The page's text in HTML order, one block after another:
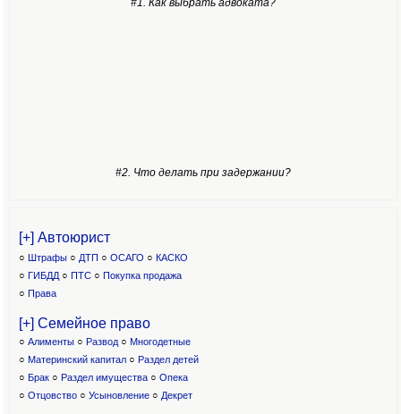
#2. Что делать при задержании?
[+] Автоюрист
○ Штрафы ○ ДТП ○ ОСАГО ○ КАСКО
○ ГИБДД ○ ПТС ○ Покупка продажа
○ Права
[+] Семейное право
○ Алименты ○ Развод ○ Многодетные
○ Материнский капитал○ Раздел детей
○ Брак ○ Раздел имущества ○ Опека
○ Отцовство○ Усыновление ○ Декрет